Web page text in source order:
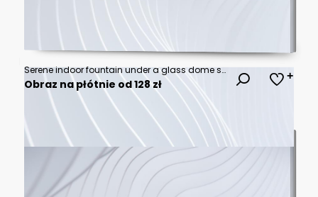
Serene indoor fountain under a glass dome surrounded by lush tropical greenery and soft natural sunlight
Obraz na płótnie od 128 zł